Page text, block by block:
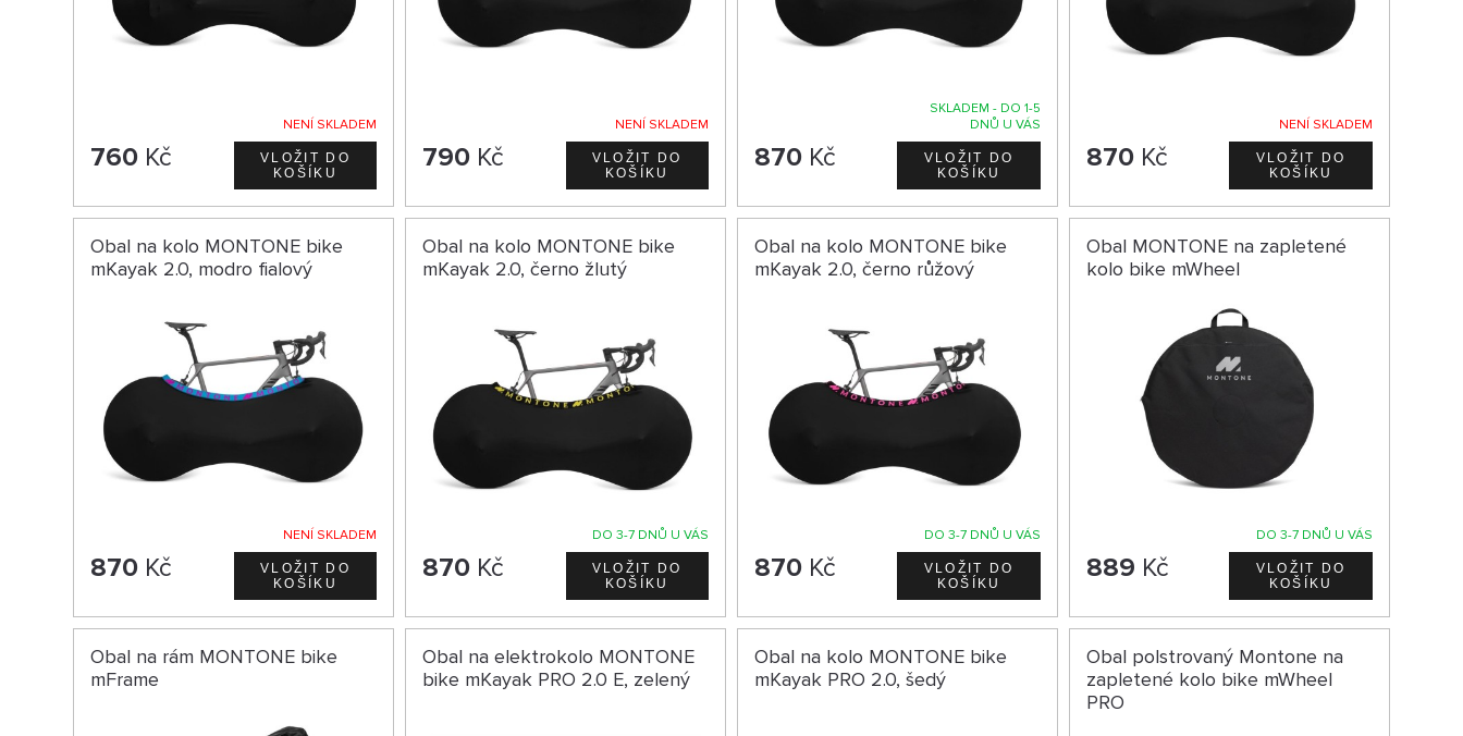
NENÍ SKLADEM
760 Kč
NENÍ SKLADEM
790 Kč
SKLADEM - DO 1-5
DNŮ U VÁS
870Kč
NENÍ SKLADEM
870Kč
Obal na kolo MONTONE bike
mKayak 2.0, modro fialový
NENÍ SKLADEM
870 Kč
Obal na kolo MONTONE bike
mKayak 2.0, černo žlutý
DO 3-7 DNŮ U VÁS
870 Kč
Obal na kolo MONTONE bike
mKayak 2.0, černo růžový
DO 3-7 DNŮ U VÁS
870Kč
Obal MONTONE na zapletené
kolo bike mWheel
DO 3-7 DNŮ U VÁS
889 Kč
Obal na rám MONTONE bike
mFrame
Obal na elektrokolo MONTONE
bike mKayak PRO 2.0 E, zelený
Obal na kolo MONTONE bike
mKayak PRO 2.0, šedý
Obal polstrovaný Montone na
zapletené kolo bike mWheel
PRO